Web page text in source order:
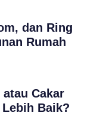
dan Ring
Rumah
Cakar
Baik?